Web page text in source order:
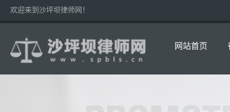
欢迎来到沙坪坝律师网！
网站首页